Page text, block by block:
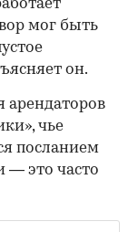
мог быть
он.
арендаторов
чье
посланием
— это часто